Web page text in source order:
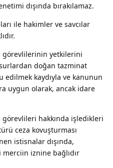
dışında bırakılamaz.
ile hakimler ve savcılar
görevlilerinin yetkilerini
doğan tazminat
edilmek kaydıyla ve kanunun
uygun olarak, ancak idare
hakkında işledikleri
ceza kovuşturması
istisnalar dışında,
iznine bağlıdır